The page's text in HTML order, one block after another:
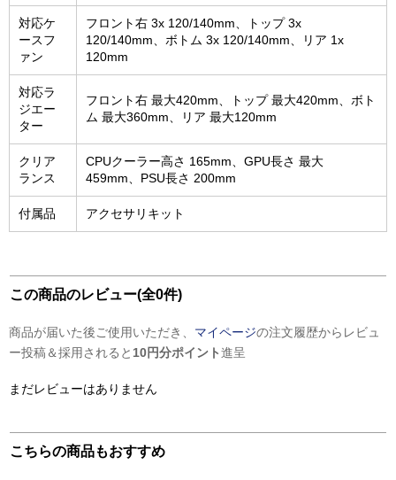
対応ケ
ースフ
ァン
フロント右 3x 120/140mm、トップ 3x
120/140mm、ボトム 3x 120/140mm、リア 1x
120mm
対応ラ
ジエー
ター
フロント右 最大420mm、トップ 最大420mm、ボト
ム 最大360mm、リア 最大120mm
クリア
ランス
CPUクーラー高さ 165mm、GPU長さ 最大
459mm、PSU長さ 200mm
付属品 アクセサリキット
この商品のレビュー(全0件)
商品が届いた後ご使用いただき、 マイページの注文履歴からレビュ
ー投稿＆採用されると 10円分ポイント進呈
まだレビューはありません
こちらの商品もおすすめ